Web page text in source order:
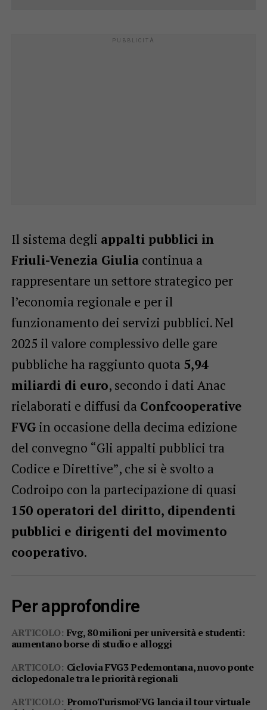
Il sistema degli appalti pubblici in
Friuli-Venezia Giuliacontinua a
rappresentare un settore strategico per
l’economia regionale e per il
funzionamento dei servizi pubblici. Nel
2025 il valore complessivo delle gare
pubbliche ha raggiunto quota 5,94
miliardi di euro, secondo i dati Anac
rielaborati e diffusi da Confcooperative
FVGin occasione della decima edizione
del convegno “Gli appalti pubblici tra
Codice e Direttive”, che si è svolto a
Codroipo con la partecipazione di quasi
150 operatori del diritto, dipendenti
pubblici e dirigenti del movimento
cooperativo.
Per approfondire
ARTICOLO: Fvg, 80 milioni per università e studenti:
aumentano borse di studio e alloggi
ARTICOLO: Ciclovia FVG3 Pedemontana, nuovo ponte
ciclopedonale tra le priorità regionali
ARTICOLO: PromoTurismoFVG lancia il tour virtuale